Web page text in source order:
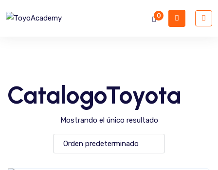
0
CatalogoToyota
Mostrando el único resultado